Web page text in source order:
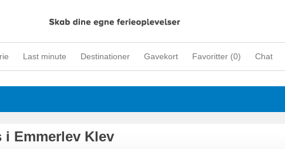
Last minute Destinationer Gavekort Favoritter (0) Chat
i Emmerlev Klev